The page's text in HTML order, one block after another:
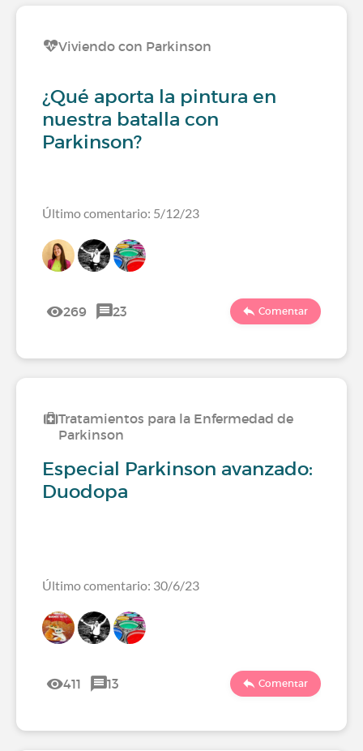
Viviendo con Parkinson
¿Qué aporta la pintura en
nuestra batalla con
Parkinson?
Último comentario: 5/12/23
269 23 Comentar
Tratamientos para la Enfermedad de
Parkinson
Especial Parkinson avanzado:
Duodopa
Último comentario: 30/6/23
411 13 Comentar